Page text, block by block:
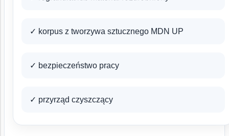
✓ korpus z tworzywa sztucznego MDN UP
✓ bezpieczeństwo pracy
✓ przyrząd czyszczący